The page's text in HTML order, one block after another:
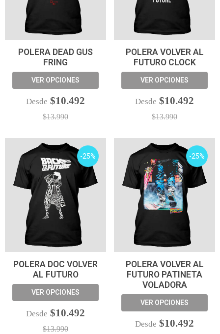
POLERA DEAD GUS
FRING
VER OPCIONES
Desde $10.492
$13.990
POLERA VOLVER AL
FUTURO CLOCK
VER OPCIONES
Desde $10.492
$13.990
-25%
POLERA DOC VOLVER
AL FUTURO
VER OPCIONES
Desde $10.492
$13.990
-25%
POLERA VOLVER AL
FUTURO PATINETA
VOLADORA
VER OPCIONES
Desde $10.492